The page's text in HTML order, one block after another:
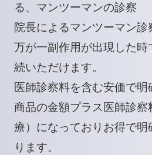
る、マンツーマンの診察
院長によるマンツーマン診
万が一副作用が出現した時
続いただけます。
医師診察料を含む安価で明
商品の金額プラス医師診察
療）になっておりお得で明
ります。